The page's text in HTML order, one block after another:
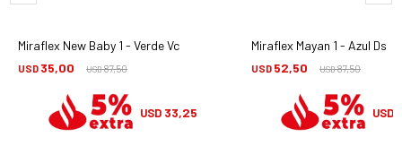
Miraflex New Baby 1 - Verde Vc
USD 35,00 USD87,50
USD 33,25
Miraflex Mayan 1 - Azul Ds
USD 52,50 USD87,50
USD